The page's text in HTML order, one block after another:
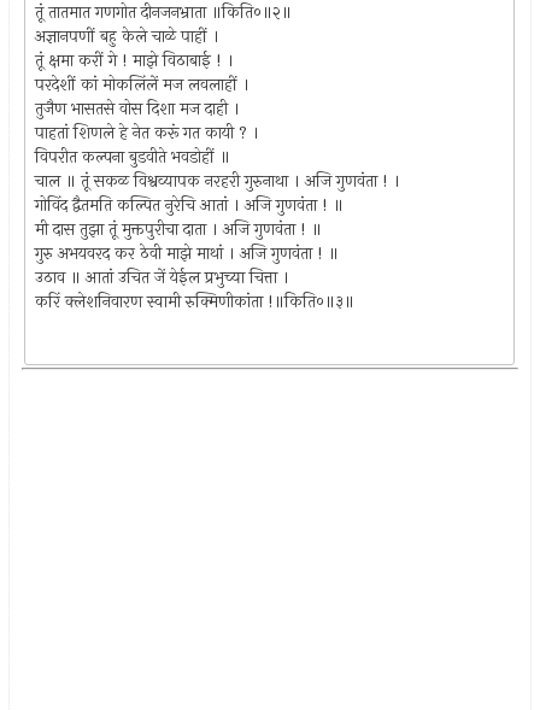
तूं तातमात गणगोत दीनजनभ्राता ॥किति०॥२॥
अज्ञानपणीं बहु केले चाळे पाहीं ।
तूं क्षमा करीं गे ! माझे विठाबाई ! ।
परदेशीं कां मोकलिंलें मज लवलाहीं ।
तुजैण भासतसे वोस दिशा मज दाही ।
पाहतां शिणले हे नेत करूं गत कायी ? ।
विपरीत कल्पना बुडवीते भवडोहीं ॥
चाल ॥ तूं सकळ विश्वव्यापक नरहरी गुरुनाथा । अजि गुणवंता ! ।
गोविंद द्वैतमति कल्पित नुरेचि आतां । अजि गुणवंता ! ॥
मी दास तुझा तूं मुक्तपुरीचा दाता । अजि गुणवंता ! ॥
गुरु अभयवरद कर ठेवी माझे माथां । अजि गुणवंता ! ॥
उठाव ॥ आतां उचित जें येईल प्रभुच्या चित्ता ।
करिं क्लेशनिवारण स्वामी रुक्मिणीकांता !॥किति०॥३॥